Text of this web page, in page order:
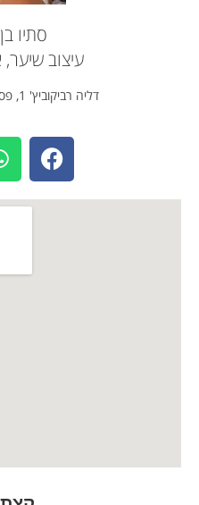
סתיו
עיצוב שיער,
דליה רביקוביץ' 1, פסגות אפק, ראש העין.